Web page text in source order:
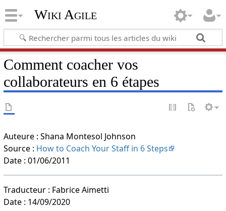
Wiki Agile
Comment coacher vos
collaborateurs en 6 étapes
Auteure : Shana Montesol Johnson
Source : How to Coach Your Staff in 6 Steps
Date : 01/06/2011
Traducteur : Fabrice Aimetti
Date : 14/09/2020